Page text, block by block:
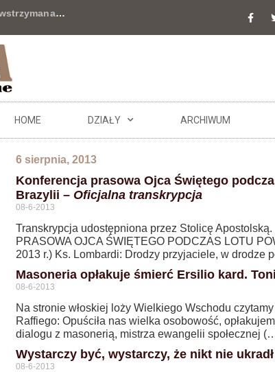
…
HOME DZIAŁY ARCHIWUM
6 sierpnia, 2013
Konferencja prasowa Ojca Świętego
Brazylii – Oficjalna transkrypcja
08-6-2013
Transkrypcja udostępniona przez Stolicę
PRASOWA OJCA ŚWIĘTEGO PODCZAS LOTU
2013 r.) Ks. Lombardi: Drodzy przyjaciele, w drodze
Masoneria opłakuje śmierć Ersilio kard.
08-6-2013
Na stronie włoskiej loży Wielkiego Wschodu
Raffiego: Opuściła nas wielka osobowość,
dialogu z masonerią, mistrza ewangelii społecznej
Wystarczy być, wystarczy, że nikt nie
08-6-2013